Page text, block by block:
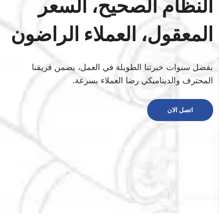
النظام الصحيح، السعر
المعقول، العملاء الراضون
بفضل سنوات خبرتنا الطويلة في العمل، يضمن فريقنا
المحترف والديناميكي رضا العملاء بسرعة.
اتصل الان